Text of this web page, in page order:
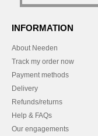
INFORMATION
About Needen
Track my order now
Payment methods
Delivery
Refunds/returns
Help & FAQs
Our engagements